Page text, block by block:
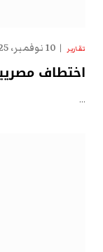
تقارير 10 نوفمبر، 2025
اختطاف
…